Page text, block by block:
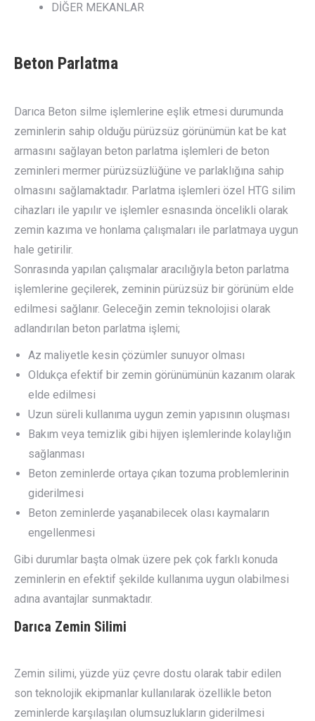
DİĞER MEKANLAR
Beton Parlatma
Darıca Beton silme işlemlerine eşlik etmesi durumunda
zeminlerin sahip olduğu pürüzsüz görünümün kat be kat
armasını sağlayan beton parlatma işlemleri de beton
zeminleri mermer pürüzsüzlüğüne ve parlaklığına sahip
olmasını sağlamaktadır. Parlatma işlemleri özel HTG silim
cihazları ile yapılır ve işlemler esnasında öncelikli olarak
zemin kazıma ve honlama çalışmaları ile parlatmaya uygun
hale getirilir.
Sonrasında yapılan çalışmalar aracılığıyla beton parlatma
işlemlerine geçilerek, zeminin pürüzsüz bir görünüm elde
edilmesi sağlanır. Geleceğin zemin teknolojisi olarak
adlandırılan beton parlatma işlemi;
Az maliyetle kesin çözümler sunuyor olması
Oldukça efektif bir zemin görünümünün kazanım olarak
elde edilmesi
Uzun süreli kullanıma uygun zemin yapısının oluşması
Bakım veya temizlik gibi hijyen işlemlerinde kolaylığın
sağlanması
Beton zeminlerde ortaya çıkan tozuma problemlerinin
giderilmesi
Beton zeminlerde yaşanabilecek olası kaymaların
engellenmesi
Gibi durumlar başta olmak üzere pek çok farklı konuda
zeminlerin en efektif şekilde kullanıma uygun olabilmesi
adına avantajlar sunmaktadır.
Darıca Zemin Silimi
Zemin silimi, yüzde yüz çevre dostu olarak tabir edilen
son teknolojik ekipmanlar kullanılarak özellikle beton
zeminlerde karşılaşılan olumsuzlukların giderilmesi